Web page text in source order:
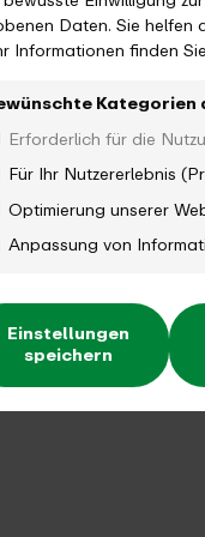
Daten. Sie helfen
Informationen finden
Kategorien
Erforderlich für die
Für Ihr Nutzererlebnis
Optimierung unserer
Anpassung von
Einstellungen
speichern